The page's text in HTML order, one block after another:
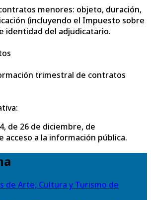
menores: objeto, duración,
(incluyendo el Impuesto sobre
identidad del adjudicatario.
trimestral de contratos
de 26 de diciembre, de
acceso a la información pública.